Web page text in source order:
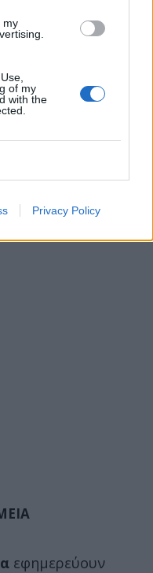
my
of my
with the
Privacy Policy
εφημερεύουν